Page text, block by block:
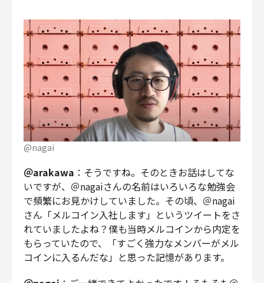
@nagai
＠arakawa ：そうですね。そのときお話はしてな
いですが、＠nagaiさんの名前はいろいろな勉強会
で頻繁にお見かけしていました。その頃、＠nagai
さん「メルコイン入社します」というツイートをさ
れていましたよね？僕も当時メルコインから内定を
もらっていたので、「すごく強力なメンバーがメル
コインに入るんだな」と思った記憶があります。